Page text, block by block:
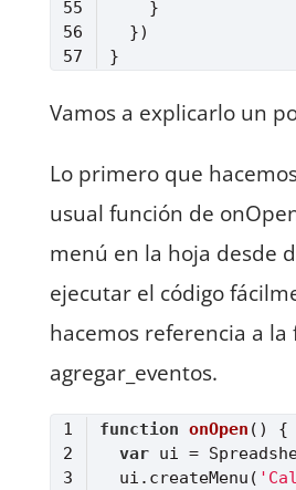
Vamos a explicarlo un
Lo primero que
usual función de
menú en la hoja desde
ejecutar el código
hacemos referencia a la
agregar_eventos.
function onOpen ( )
var
  ui.createMenu(